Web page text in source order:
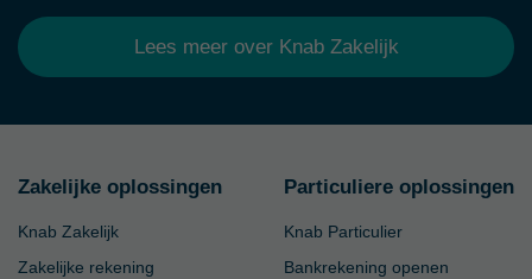
Lees meer over Knab Zakelijk
Zakelijke oplossingen
Knab Zakelijk
Zakelijke rekening
Particuliere oplossingen
Knab Particulier
Bankrekening openen